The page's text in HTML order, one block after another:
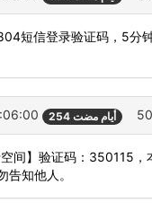
短信登录验证码，5分
254 أيام مضت
空间】验证码：350115，
告知他人。